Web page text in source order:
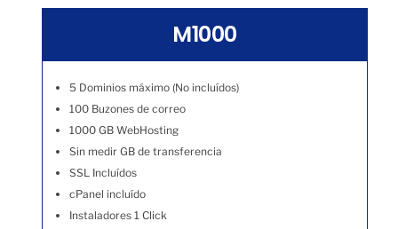
M1000
5 Dominios máximo (No incluídos)
100 Buzones de correo
1000 GB WebHosting
Sin medir GB de transferencia
SSL Incluídos
cPanel incluído
Instaladores 1 Click